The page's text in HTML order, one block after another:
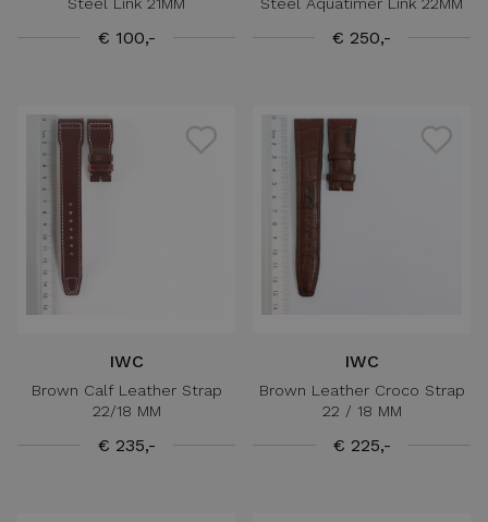
€ 100,- € 250,-
IWC
Brown Calf Leather Strap
22/18 MM
€ 235,-
IWC
Brown Leather Croco Strap
22 / 18 MM
€ 225,-